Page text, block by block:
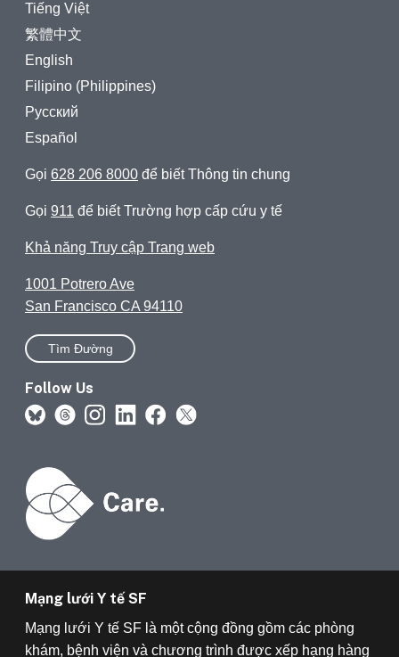
Tiếng Việt
繁體中文
English
Filipino (Philippines)
Русский
Español
Gọi 628 206 8000 để biết Thông tin chung
Gọi 911 để biết Trường hợp cấp cứu y tế
Khả năng Truy cập Trang web
1001 Potrero Ave
San Francisco CA 94110
Tìm Đường
Follow Us
Mạng lưới Y tế SF
Mạng lưới Y tế SF là một cộng đồng gồm các phòng
khám, bệnh viện và chương trình được xếp hạng hàng